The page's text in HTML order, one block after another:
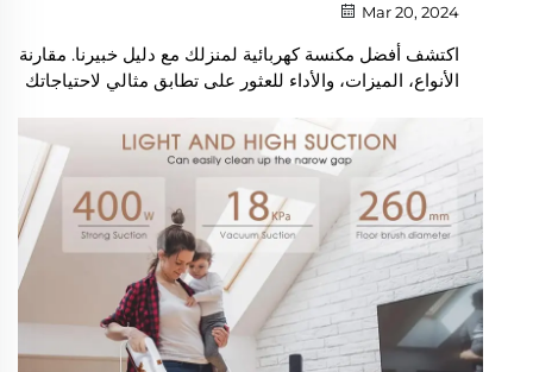
Mar 20, 2024
اكتشف أفضل مكنسة كهربائية لمنزلك مع دليل خبيرنا. مقارنة
الأنواع، الميزات، والأداء للعثور على تطابق مثالي لاحتياجاتك